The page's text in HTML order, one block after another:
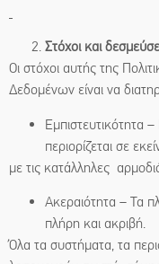
Στόχοι και
Οι στόχοι αυτής της
Δεδομένων είναι να
Εμπιστευτικότητα
περιορίζεται σε
με τις κατάλληλες
Ακεραιότητα – Τα
πλήρη και ακριβή.
Όλα τα συστήματα, τα